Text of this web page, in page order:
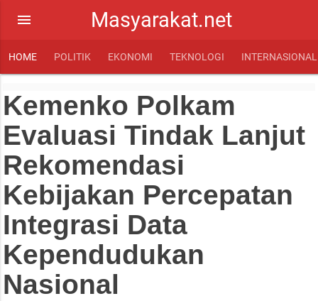
Masyarakat.net
menu
HOME POLITIK EKONOMI TEKNOLOGI INTERNASIONAL
Kemenko Polkam
Evaluasi Tindak Lanjut
Rekomendasi
Kebijakan Percepatan
Integrasi Data
Kependudukan
Nasional